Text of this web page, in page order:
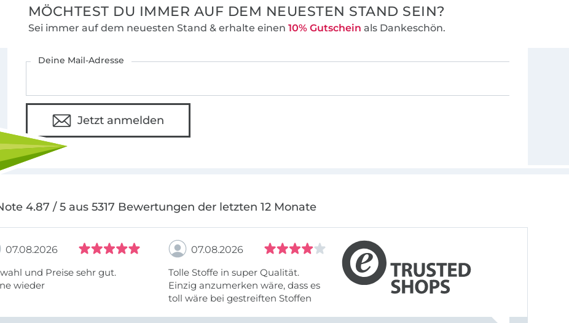
MÖCHTEST DU IMMER AUF DEM NEUESTEN STAND SEIN?
Sei immer auf dem neuesten Stand & erhalte einen 10% Gutschein als Dankeschön.
Deine Mail-Adresse
Jetzt anmelden
4.87 / 5 aus 5317 Bewertungen der letzten 12 Monate
07.08.2026
und Preise sehr gut.
wieder
07.08.2026
Tolle Stoffe in super Qualität.
Einzig anzumerken wäre, dass es
toll wäre bei gestreiften Stoffen